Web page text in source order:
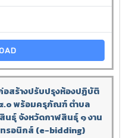
อสร้างปรับปรุงห้องปฏิบัติ
.๐ พร้อมครุภัณฑ์ ตำบล
นธุ์ จังหวัดกาฬสินธุ์ ๑ งาน
ทรอนิกส์ (e-bidding)